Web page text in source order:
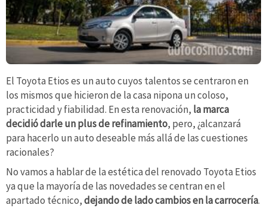
El Toyota Etios es un auto cuyos talentos se centraron en
los mismos que hicieron de la casa nipona un coloso,
practicidad y fiabilidad. En esta renovación, la marca
decidió darle un plus de refinamiento, pero, ¿alcanzará
para hacerlo un auto deseable más allá de las cuestiones
racionales?
No vamos a hablar de la estética del renovado Toyota Etios
ya que la mayoría de las novedades se centran en el
apartado técnico,dejando de lado cambios en la carrocería.